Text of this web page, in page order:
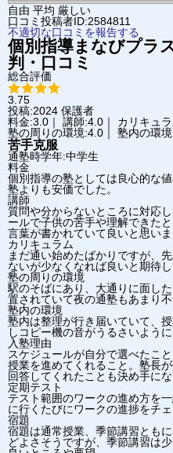
自由 平均 厳しい
口コミ投稿者ID:2584811
不適切な口コミを報告する
個別指導まなびプラ
判・口コミ
総合評価
3.75
投稿:2024 保護者
料金:3.0｜ 講師:4.0｜ カリキュ
塾の周りの環境:4.0｜ 塾内の環
苦手克服
通塾時学年:中学生
料金
個別指導の塾としては良心的な
塾よりも安価でした。
講師
質問や分からないところに対応
ールで子供の苦手や理解できた
言葉が書かれていて良いと思いま
カリキュラム
まだ通い始めたばかりですが、
ないが少なくなれば良いと期待し
塾の周りの環境
駅のそばにあり、大通りに面し
置されていて夜の通塾もあまり
塾内の環境
塾内は整理が行き届いていて、
しコピー機の音がうるさいように
入塾理由
スケジュールが自分で選べたこ
授業を進めてくれること。塾長
回答してくれたことも決め手にな
定期テスト
テスト範囲のワークの進め方を
に行くたびにワークの進捗をチ
宿題
宿題は通常授業、季節講習とも
どよさそうですが、季節講習は少